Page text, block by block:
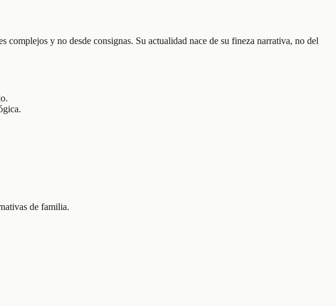
y no desde consignas. Su actualidad nace de su fineza narrativa, no del
de familia.